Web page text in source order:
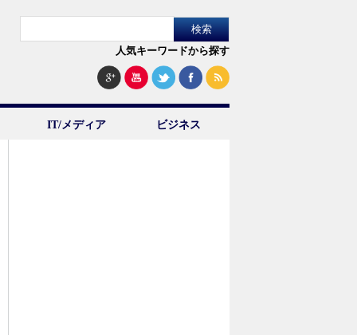
人気キーワードから探す
IT/メディア ビジネス